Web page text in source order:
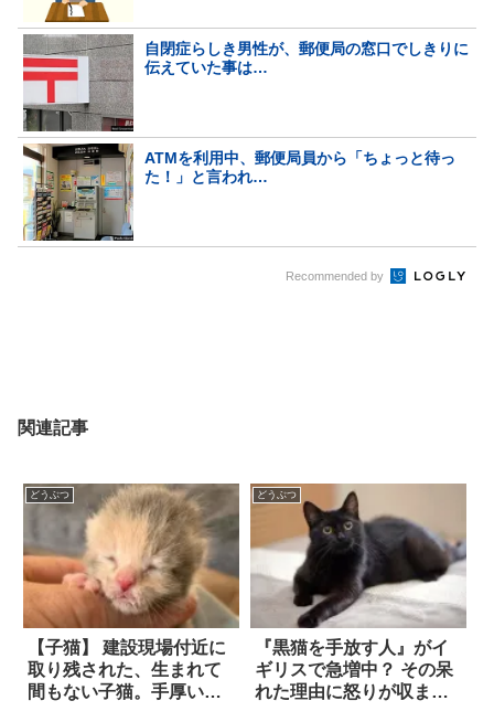
自閉症らしき男性が、郵便局の窓口でしきりに
伝えていた事は…
ATMを利用中、郵便局員から「ちょっと待っ
た！」と言われ…
Recommended by
関連記事
どうぶつ
【子猫】 建設現場付近に
取り残された、生まれて
間もない子猫。手厚いケ
どうぶつ
『黒猫を手放す人』がイ
ギリスで急増中？ その呆
れた理由に怒りが収まら